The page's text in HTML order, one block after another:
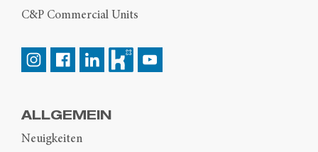
C&P Commercial Units
ALLGEMEIN
Neuigkeiten